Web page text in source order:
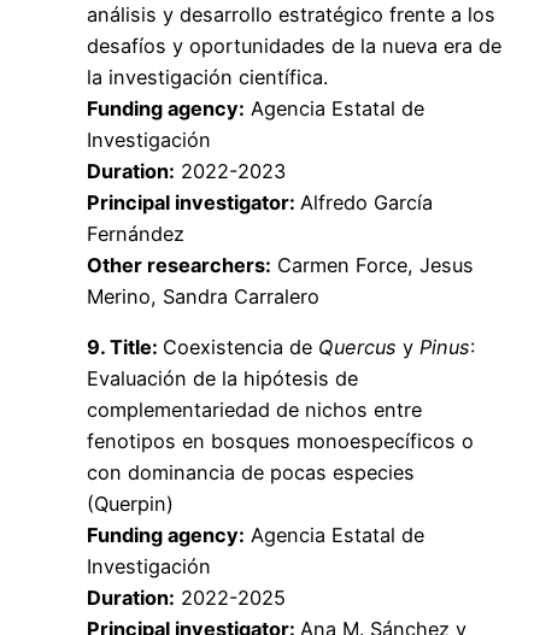
análisis y desarrollo estratégico frente a los
desafíos y oportunidades de la nueva era de
la investigación científica.
Funding agency: Agencia Estatal de
Investigación
Duration: 2022-2023
Principal investigator: Alfredo García
Fernández
Other researchers: Carmen Force, Jesus
Merino, Sandra Carralero
9. Title: Coexistencia de Quercus y Pinus:
Evaluación de la hipótesis de
complementariedad de nichos entre
fenotipos en bosques monoespecíficos o
con dominancia de pocas especies
(Querpin)
Funding agency: Agencia Estatal de
Investigación
Duration: 2022-2025
Principal investigator: Ana M. Sánchez y